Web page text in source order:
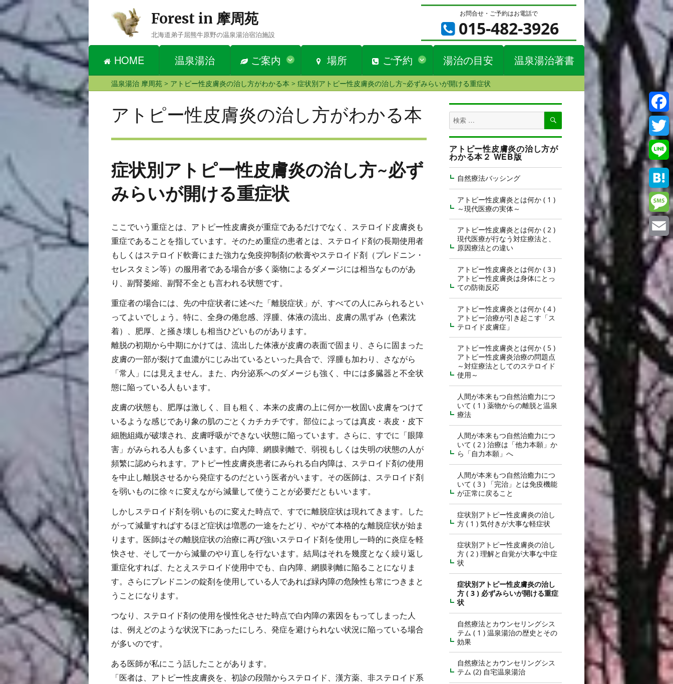
Forest in 摩周苑
北海道弟子屈熊牛原野の温泉湯治宿泊施設
HOME 温泉湯治 ご案内 場所 ご予約 湯治の目安 温泉湯治著書
お問合せ・ご予約はお電話で
015-482-3926
温泉湯治 摩周苑> アトピー性皮膚炎の治し方がわかる本 > 症状別アトピー性皮膚炎の治し方~必ずみらいが開ける重症状
アトピー性皮膚炎の治し方がわかる本
症状別アトピー性皮膚炎の治し方~必ず
みらいが開ける重症状
ここでいう重症とは、アトピー性皮膚炎が重症であるだけでなく、ステロイド皮膚炎も
重症であることを指しています。そのため重症の患者とは、ステロイド剤の長期使用者
もしくはステロイド軟膏にまた強力な免疫抑制剤の軟膏やステロイド剤（プレドニン・
セレスタミン等）の服用者である場合が多く薬物によるダメージには相当なものがあ
り、副腎萎縮、副腎不全とも言われる状態です。
重症者の場合には、先の中症状者に述べた「離脱症状」が、すべての人にみられるとい
ってよいでしょう。特に、全身の倦怠感、浮腫、体液の流出、皮膚の黒ずみ（色素沈
着）、肥厚、と掻き壊しも相当ひどいものがあります。
離脱の初期から中期にかけては、流出した体液が皮膚の表面で固まり、さらに固まった
皮膚の一部が裂けて血濃がにじみ出ているといった具合で、浮腫も加わり、さながら
「常人」には見えません。また、内分泌系へのダメージも強く、中には多臓器と不全状
態に陥っている人もいます。
皮膚の状態も、肥厚は激しく、目も粗く、本来の皮膚の上に何か一枚固い皮膚をつけて
いるような感じであり象の肌のごとくカチカチです。部位によっては真皮・表皮・皮下
細胞組織が破壊され、皮膚呼吸ができない状態に陥っています。さらに、すでに「眼障
害」がみられる人も多くいます。白内障、網膜剥離で、弱視もしくは失明の状態の人が
頻繁に認められます。アトピー性皮膚炎患者にみられる白内障は、ステロイド剤の使用
を中止し離脱させるから発症するのだという医者がいます。その医師は、ステロイド剤
を弱いものに徐々に変えながら減量して使うことが必要だともいいます。
しかしステロイド剤を弱いものに変えた時点で、すでに離脱症状は現れてきます。した
がって減量すればするほど症状は増悪の一途をたどり、やがて本格的な離脱症状が始ま
ります。医師はその離脱症状の治療に再び強いステロイド剤を使用し一時的に炎症を軽
快させ、そして一から減量のやり直しを行ないます。結局はそれを幾度となく繰り返し
重症化すれば、たとえステロイド使用中でも、白内障、網膜剥離に陥ることになりま
す。さらにプレドニンの錠剤を使用している人であれば緑内障の危険性も常につきまと
うことになります。
つなり、ステロイド剤の使用を慢性化させた時点で白内障の素因をもってしまった人
は、例えどのような状況下にあったにしろ、発症を避けられない状況に陥っている場合
が多いのです。
ある医師が私にこう話したことがあります。
「医者は、アトピー性皮膚炎を、初診の段階からステロイド、漢方薬、非ステロイド系
検
索
対
象:
検
アトピー性皮膚炎の治し方が
わかる本２ WEB版
自然療法バッシング
アトピー性皮膚炎とは何か ( 1 )
～現代医療の実体～
アトピー性皮膚炎とは何か ( 2 )
現代医療が行なう対症療法と、
原因療法との違い
アトピー性皮膚炎とは何か ( 3 )
アトピー性皮膚炎は身体にとっ
ての防衛反応
アトピー性皮膚炎とは何か ( 4 )
アトピー治療が引き起こす「ス
テロイド皮膚症」
アトピー性皮膚炎とは何か ( 5 )
アトピー性皮膚炎治療の問題点
～対症療法としてのステロイド
使用～
人間が本来もつ自然治癒力につ
いて ( 1 ) 薬物からの離脱と温泉
療法
人間が本来もつ自然治癒力につ
いて ( 2 ) 治療は「他力本願」か
ら「自力本願」へ
人間が本来もつ自然治癒力につ
いて ( 3 ) 「完治」とは免疫機能
が正常に戻ること
症状別アトピー性皮膚炎の治し
方 ( 1 ) 気付きが大事な軽症状
症状別アトピー性皮膚炎の治し
方 ( 2 ) 理解と自覚が大事な中症
状
症状別アトピー性皮膚炎の治し
方 ( 3 ) 必ずみらいが開ける重症
状
自然療法とカウンセリングシス
テム ( 1 ) 温泉湯治の歴史とその
効果
自然療法とカウンセリングシス
テム (2) 自宅温泉湯治
Line
Email